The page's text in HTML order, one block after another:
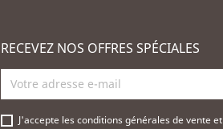
RECEVEZ NOS OFFRES SPÉCIALES
J'accepte lesconditions générales de vente et